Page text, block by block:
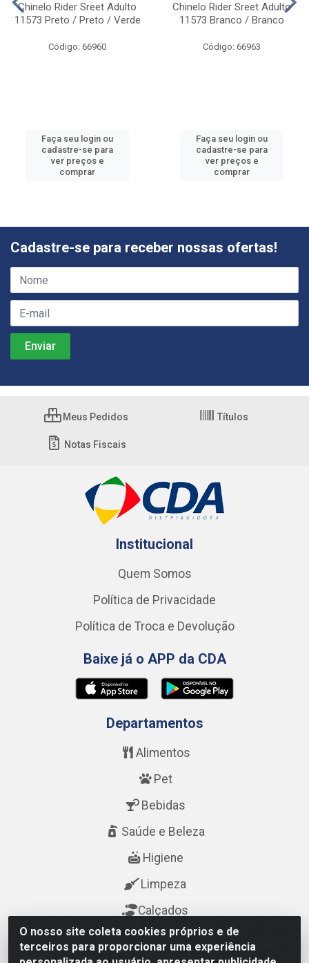
Chinelo Rider Sreet Adulto
11573 Preto / Preto / Verde
Código: 66960
Faça seu login ou
cadastre-se para
ver preços e
comprar
Chinelo Rider Sreet Adulto
11573 Branco / Branco
Código: 66963
Faça seu login ou
cadastre-se para
ver preços e
comprar
O nosso site coleta cookies próprios e de
terceiros para proporcionar uma experiência
Cadastre-se para receber nossas ofertas!
Meus Pedidos Títulos
Notas Fiscais
Institucional
Quem Somos
Política de Privacidade
Política de Troca e Devolução
Baixe já o APP da CDA
Departamentos
Alimentos
Pet
Bebidas
Saúde e Beleza
Higiene
Limpeza
Calçados
Fale Conosco